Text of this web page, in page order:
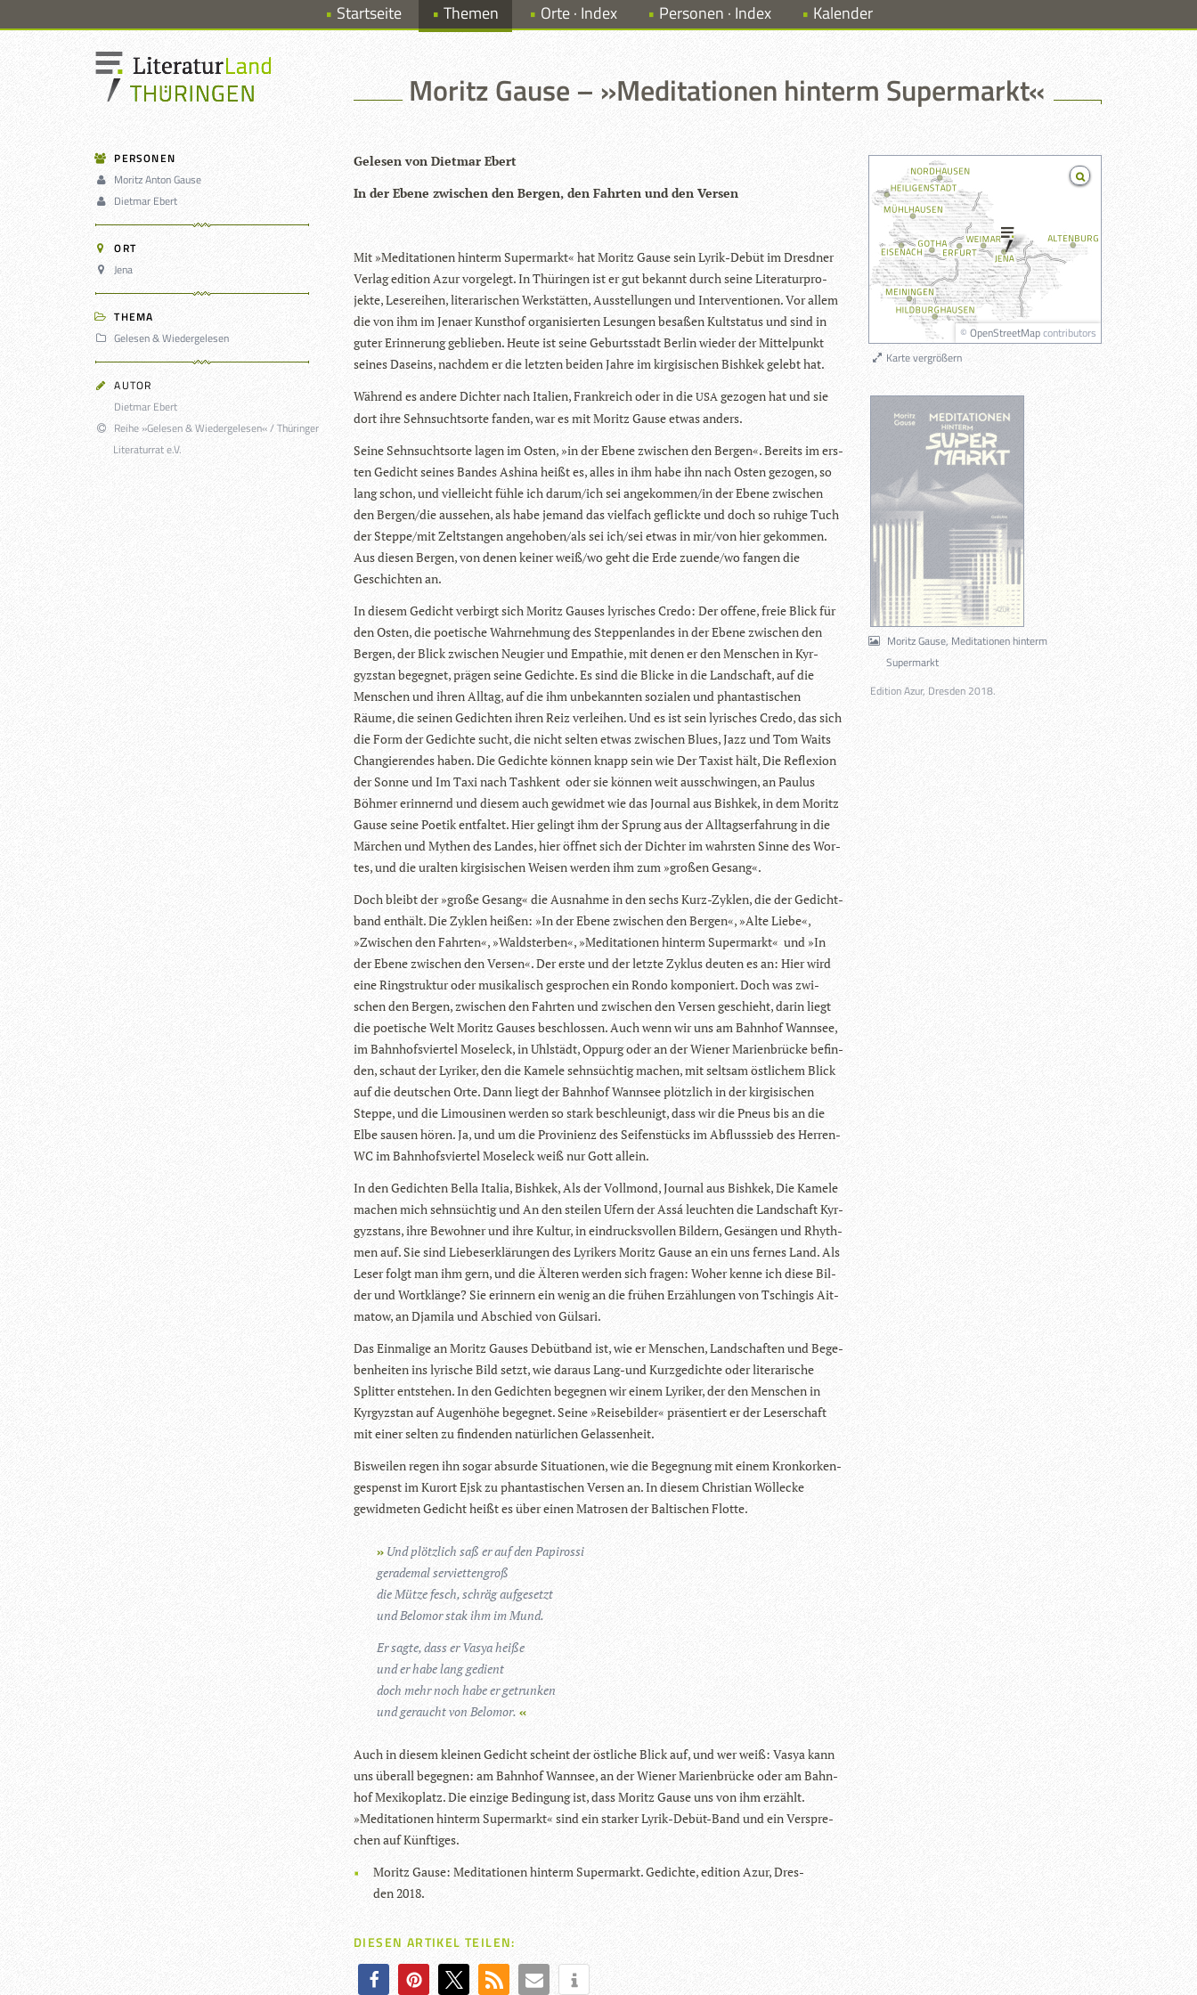
Startseite Themen Orte · Index Personen · Index Kalender
Moritz Gause – »Meditationen hinterm Supermarkt«
PERSONEN
Moritz Anton Gause
Dietmar Ebert
ORT
Jena
THEMA
Gelesen & Wiedergelesen
AUTOR
Dietmar Ebert
Reihe »Gelesen & Wiedergelesen« / Thüringer
Literaturrat e.V.
Gele­sen von Diet­mar Ebert
In der Ebene zwi­schen den Ber­gen, den Fahr­ten und den Versen
Mit »Medi­ta­tio­nen hin­term Super­markt« hat Moritz Gause sein Lyrik-Debüt im Dresd­ner
Ver­lag edi­tion Azur vor­ge­legt. In Thü­rin­gen ist er gut bekannt durch seine Lite­ra­tur­pro­
jekte, Lese­rei­hen, lite­ra­ri­schen Werk­stät­ten, Aus­stel­lun­gen und Inter­ven­tio­nen. Vor allem
die von ihm im Jenaer Kunst­hof orga­ni­sier­ten Lesun­gen besa­ßen Kult­sta­tus und sind in
guter Erin­ne­rung geblie­ben. Heute ist seine Geburts­stadt Ber­lin wie­der der Mit­tel­punkt
sei­nes Daseins, nach­dem er die letz­ten bei­den Jahre im kir­gi­si­schen Bish­kek gelebt hat.
Wäh­rend es andere Dich­ter nach Ita­lien, Frank­reich oder in dieUSAgezo­gen hat und sie
dort ihre Sehn­suchts­orte fan­den, war es mit Moritz Gause etwas anders.
Seine Sehn­suchts­orte lagen im Osten, »in der Ebene zwi­schen den Ber­gen«. Bereits im ers­
ten Gedicht sei­nes Ban­des Ashina heißt es, alles in ihm habe ihn nach Osten gezo­gen, so
lang schon, und viel­leicht fühle ich darum/ich sei angekommen/in der Ebene zwi­schen
den Bergen/die aus­se­hen, als habe jemand das viel­fach geflickte und doch so ruhige Tuch
der Steppe/mit Zelt­stan­gen angehoben/als sei ich/sei etwas in mir/von hier gekom­men.
Aus die­sen Ber­gen, von denen kei­ner weiß/wo geht die Erde zuende/wo fan­gen die
Geschich­ten an.
In die­sem Gedicht ver­birgt sich Moritz Gau­ses lyri­sches Credo: Der offene, freie Blick für
den Osten, die poe­ti­sche Wahr­neh­mung des Step­pen­lan­des in der Ebene zwi­schen den
Ber­gen, der Blick zwi­schen Neu­gier und Empa­thie, mit denen er den Men­schen in Kyr­
gyzstan begeg­net, prä­gen seine Gedichte. Es sind die Bli­cke in die Land­schaft, auf die
Men­schen und ihren All­tag, auf die ihm unbe­kann­ten sozia­len und phan­tas­ti­schen
Räume, die sei­nen Gedich­ten ihren Reiz ver­lei­hen. Und es ist sein lyri­sches Credo, das sich
die Form der Gedichte sucht, die nicht sel­ten etwas zwi­schen Blues, Jazz und Tom Waits
Chan­gie­ren­des haben. Die Gedichte kön­nen knapp sein wie Der Taxist hält, Die Refle­xion
der Sonne und Im Taxi nach Tash­kent oder sie kön­nen weit aus­schwin­gen, an Pau­lus
Böh­mer erin­nernd und die­sem auch gewid­met wie das Jour­nal aus Bish­kek, in dem Moritz
Gause seine Poe­tik ent­fal­tet. Hier gelingt ihm der Sprung aus der All­tags­er­fah­rung in die
Mär­chen und Mythen des Lan­des, hier öff­net sich der Dich­ter im wahrs­ten Sinne des Wor­
tes, und die uralten kir­gi­si­schen Wei­sen wer­den ihm zum »gro­ßen Gesang«.
Doch bleibt der »große Gesang« die Aus­nahme in den sechs Kurz-Zyklen, die der Gedicht­
band ent­hält. Die Zyklen hei­ßen: »In der Ebene zwi­schen den Ber­gen«, »Alte Liebe«,
»Zwi­schen den Fahr­ten«, »Wald­ster­ben«, »Medi­ta­tio­nen hin­term Super­markt« und »In
der Ebene zwi­schen den Ver­sen«. Der erste und der letzte Zyklus deu­ten es an: Hier wird
eine Ring­struk­tur oder musi­ka­lisch gespro­chen ein Rondo kom­po­niert. Doch was zwi­
schen den Ber­gen, zwi­schen den Fahr­ten und zwi­schen den Ver­sen geschieht, darin liegt
die poe­ti­sche Welt Moritz Gau­ses beschlos­sen. Auch wenn wir uns am Bahn­hof Wann­see,
im Bahn­hofs­vier­tel Mosel­eck, in Uhl­städt, Oppurg oder an der Wie­ner Mari­en­brü­cke befin­
den, schaut der Lyri­ker, den die Kamele sehn­süch­tig machen, mit selt­sam öst­li­chem Blick
auf die deut­schen Orte. Dann liegt der Bahn­hof Wann­see plötz­lich in der kir­gi­si­schen
Steppe, und die Limou­si­nen wer­den so stark beschleu­nigt, dass wir die Pneus bis an die
Elbe sau­sen hören. Ja, und um die Pro­vi­ni­enz des Sei­fen­stücks im Abfluss­sieb des Her­ren-
WC im Bahn­hofs­vier­tel Mosel­eck weiß nur Gott allein.
In den Gedich­ten Bella Ita­lia, Bish­kek, Als der Voll­mond, Jour­nal aus Bish­kek, Die Kamele
machen mich sehn­süch­tig und An den stei­len Ufern der Assá leuch­ten die Land­schaft Kyr­
gyzstans, ihre Bewoh­ner und ihre Kul­tur, in ein­drucks­vol­len Bil­dern, Gesän­gen und Rhyth­
men auf. Sie sind Lie­bes­er­klä­run­gen des Lyri­kers Moritz Gause an ein uns fer­nes Land. Als
Leser folgt man ihm gern, und die Älte­ren wer­den sich fra­gen: Woher kenne ich diese Bil­
der und Wort­klänge? Sie erin­nern ein wenig an die frü­hen Erzäh­lun­gen von Tschin­gis Ait­
ma­tow, an Dja­mila und Abschied von Gülsari.
Das Ein­ma­lige an Moritz Gau­ses Debüt­band ist, wie er Men­schen, Land­schaf­ten und Bege­
ben­hei­ten ins lyri­sche Bild setzt, wie dar­aus Lang-und Kurz­ge­dichte oder lite­ra­ri­sche
Split­ter ent­ste­hen. In den Gedich­ten begeg­nen wir einem Lyri­ker, der den Men­schen in
Kyr­gyzstan auf Augen­höhe begeg­net. Seine »Rei­se­bil­der« prä­sen­tiert er der Leser­schaft
mit einer sel­ten zu fin­den­den natür­li­chen Gelassenheit.
Bis­wei­len regen ihn sogar absurde Situa­tio­nen, wie die Begeg­nung mit einem Kron­kor­ken­
ge­spenst im Kur­ort Ejsk zu phan­tas­ti­schen Ver­sen an. In die­sem Chris­tian Wöl­le­cke
gewid­me­ten Gedicht heißt es über einen Matro­sen der Bal­ti­schen Flotte.
Und plötz­lich saß er auf den Papirossi
gera­de­mal serviettengroß
die Mütze fesch, schräg aufgesetzt
und Bel­o­mor stak ihm im Mund.
Er sagte, dass er Vasya heiße
und er habe lang gedient
doch mehr noch habe er getrunken
und geraucht von Belomor.
Auch in die­sem klei­nen Gedicht scheint der öst­li­che Blick auf, und wer weiß: Vasya kann
uns über­all begeg­nen: am Bahn­hof Wann­see, an der Wie­ner Mari­en­brü­cke oder am Bahn­
hof Mexi­ko­platz. Die ein­zige Bedin­gung ist, dass Moritz Gause uns von ihm erzählt.
»Medi­ta­tio­nen hin­term Super­markt« sind ein star­ker Lyrik-Debüt-Band und ein Ver­spre­
chen auf Künftiges.
Moritz Gause: Medi­ta­tio­nen hin­term Super­markt. Gedichte, edi­tion Azur, Dres­
den 2018.
DIESEN ARTIKEL TEILEN:
© OpenStreetMapcontributors
Karte vergrößern
Moritz Gause, Meditationen hinterm
Supermarkt
Edition Azur, Dresden 2018.